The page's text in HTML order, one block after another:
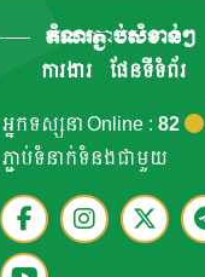
តំណរភ្ជាប់សំខាន់ៗ
ការងារ
ផែនទីទំព័រ
អ្នកទស្សនា Online : 82
ភ្ជាប់ទំនាក់ទំនងជាមួយ